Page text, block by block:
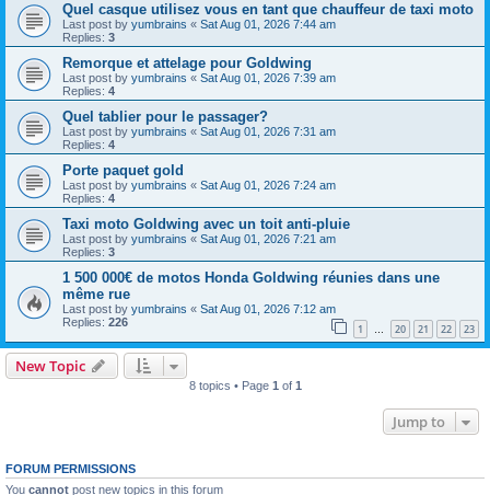
Quel casque utilisez vous en tant que chauffeur de taxi moto
Last post by yumbrains « Sat Aug 01, 2026 7:44 am
Replies: 3
Remorque et attelage pour Goldwing
Last post by yumbrains « Sat Aug 01, 2026 7:39 am
Replies: 4
Quel tablier pour le passager?
Last post by yumbrains « Sat Aug 01, 2026 7:31 am
Replies: 4
Porte paquet gold
Last post by yumbrains « Sat Aug 01, 2026 7:24 am
Replies: 4
Taxi moto Goldwing avec un toit anti-pluie
Last post by yumbrains « Sat Aug 01, 2026 7:21 am
Replies: 3
1 500 000€ de motos Honda Goldwing réunies dans une
même rue
Last post by yumbrains « Sat Aug 01, 2026 7:12 am
Replies: 226 1 … 20 21 22 23
New Topic
8 topics • Page 1 of 1
Jump to
FORUM PERMISSIONS
You cannot post new topics in this forum